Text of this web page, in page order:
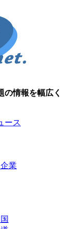
の情報を幅広
ース
業